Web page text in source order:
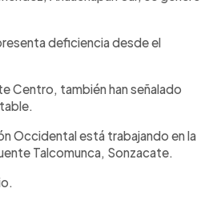
deficiencia desde el
Centro, también han señalado
Occidental está trabajando en la
Talcomunca, Sonzacate.